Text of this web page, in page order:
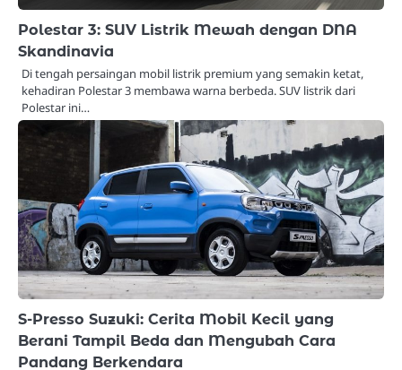
Polestar 3: SUV Listrik Mewah dengan DNA
Skandinavia
Di tengah persaingan mobil listrik premium yang semakin ketat,
kehadiran Polestar 3 membawa warna berbeda. SUV listrik dari
Polestar ini…
S-Presso Suzuki: Cerita Mobil Kecil yang
Berani Tampil Beda dan Mengubah Cara
Pandang Berkendara